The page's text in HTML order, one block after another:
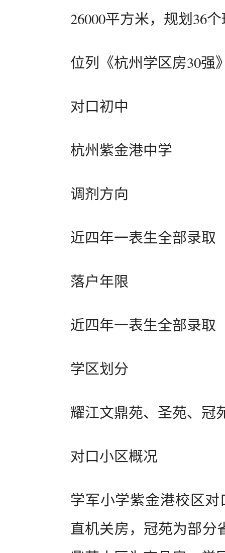
26000平方米，规划36
位列《杭州学区房30强
对口初中
杭州紫金港中学
调剂方向
近四年一表生全部录取
落户年限
近四年一表生全部录取
学区划分
耀江文鼎苑、圣苑、冠
对口小区概况
学军小学紫金港校区
直机关房，冠苑为部分